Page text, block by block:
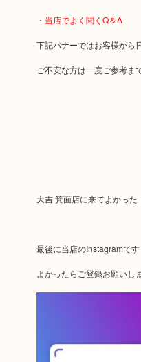
・当店でよく聞くQ＆A
下記バナーではお客様から
ご不安な方は一度ご参考ま
大吉 箕面店に来てよかっ
最後に当店のInstagramです
よかったらご登録お願いし